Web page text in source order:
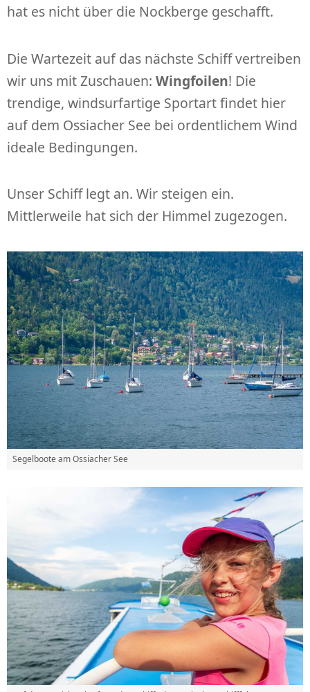
hat es nicht über die Nockberge geschafft.
Die Wartezeit auf das nächste Schiff vertreiben
wir uns mit Zuschauen: Wingfoilen! Die
trendige, windsurfartige Sportart findet hier
auf dem Ossiacher See bei ordentlichem Wind
ideale Bedingungen.
Unser Schiff legt an. Wir steigen ein.
Mittlerweile hat sich der Himmel zugezogen.
Segelboote am Ossiacher See